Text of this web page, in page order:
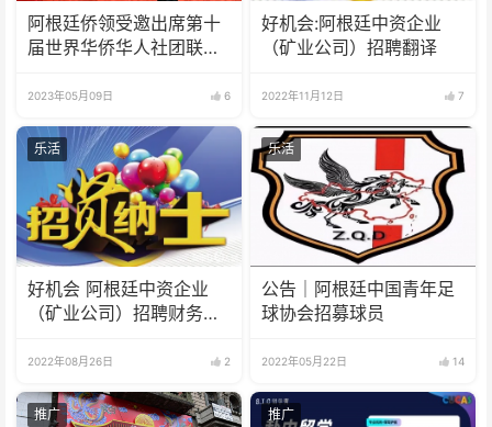
阿根廷侨领受邀出席第十
届世界华侨华人社团联谊
2023年05月09日 6
好机会:阿根廷中资企业
（矿业公司）招聘翻译
2022年11月12日 7
乐活
好机会 阿根廷中资企业
（矿业公司）招聘财务人
2022年08月26日 2
乐活
公告｜阿根廷中国青年足
球协会招募球员
2022年05月22日 14
推广 推广